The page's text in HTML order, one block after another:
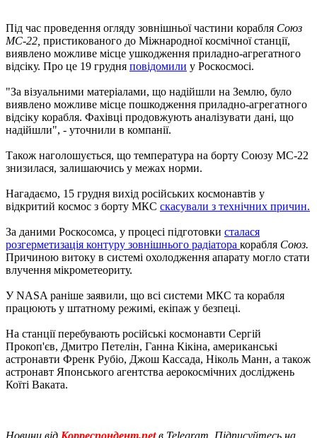
Під час проведення огляду зовнішньої частини корабля Союз
МС-22, пристикованого до Міжнародної космічної станції,
виявлено можливе місце ушкодження приладно-агрегатного
відсіку. Про це 19 грудня повідомили у Роскосмосі.
"За візуальними матеріалами, що надійшли на Землю, було
виявлено можливе місце пошкодження приладно-агрегатного
відсіку корабля. Фахівці продовжують аналізувати дані, що
надійшли", - уточнили в компанії.
Також наголошується, що температура на борту Союзу МС-22
знизилася, залишаючись у межах норми.
Нагадаємо, 15 грудня вихід російських космонавтів у
відкритий космос з борту МКС скасували з технічних причин.
За даними Роскосомса, у процесі підготовки сталася
розгерметизація контуру зовнішнього радіатора корабля Союз.
Причиною витоку в системі охолодження апарату могло стати
влучення мікрометеориту.
У NASA раніше заявили, що всі системи МКС та корабля
працюють у штатному режимі, екіпаж у безпеці.
На станції перебувають російські космонавти Сергій
Прокоп'єв, Дмитро Петелін, Ганна Кікіна, американські
астронавти Френк Рубіо, Джош Кассада, Ніколь Манн, а також
астронавт Японського агентства аерокосмічних досліджень
Коїті Ваката.
Новини від Корреспондент.netв Telegram. Підписуйтесь на